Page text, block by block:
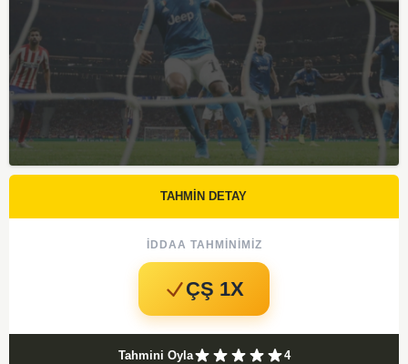
TAHMİN DETAY
İDDAA TAHMINIMIZ
ÇŞ 1X
Tahmini Oyla 4